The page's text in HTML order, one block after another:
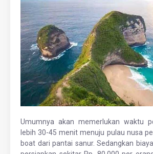
Umumnya akan memerlukan waktu
lebih 30-45 menit menuju pulau nusa
boat dari pantai sanur. Sedangkan